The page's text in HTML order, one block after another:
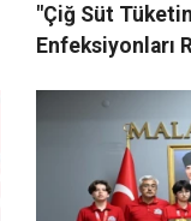
"Çiğ Süt
Enfeksiyonları